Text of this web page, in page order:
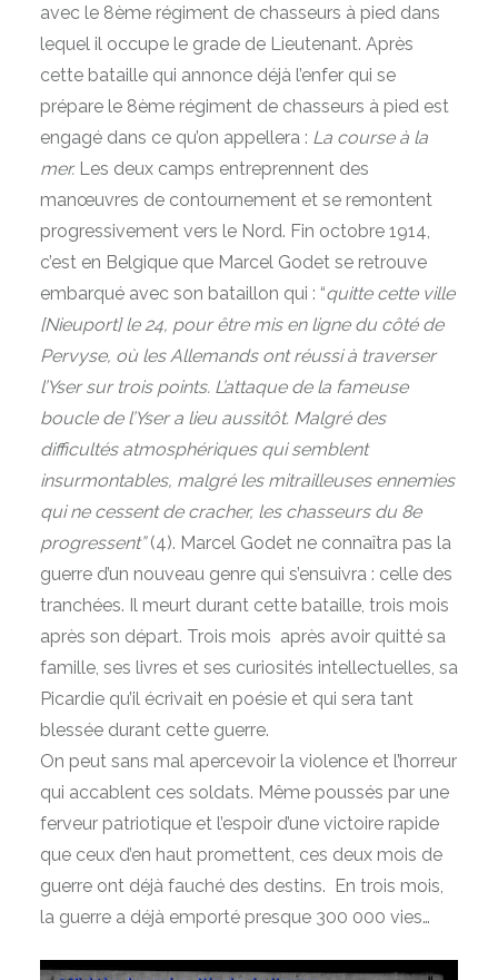
avec le 8ème régiment de chasseurs à pied dans
lequel il occupe le grade de Lieutenant. Après
cette bataille qui annonce déjà l’enfer qui se
prépare le 8ème régiment de chasseurs à pied est
engagé dans ce qu’on appellera : La course à la
mer. Les deux camps entreprennent des
manœuvres de contournement et se remontent
progressivement vers le Nord. Fin octobre 1914,
c’est en Belgique que Marcel Godet se retrouve
embarqué avec son bataillon qui : “quitte cette ville
[Nieuport] le 24, pour être mis en ligne du côté de
Pervyse, où les Allemands ont réussi à traverser
l’Yser sur trois points. L’attaque de la fameuse
boucle de l’Yser a lieu aussitôt. Malgré des
difficultés atmosphériques qui semblent
insurmontables, malgré les mitrailleuses ennemies
qui ne cessent de cracher, les chasseurs du 8e
progressent”(4). Marcel Godet ne connaîtra pas la
guerre d’un nouveau genre qui s’ensuivra : celle des
tranchées. Il meurt durant cette bataille, trois mois
après son départ. Trois mois après avoir quitté sa
famille, ses livres et ses curiosités intellectuelles, sa
Picardie qu’il écrivait en poésie et qui sera tant
blessée durant cette guerre.
On peut sans mal apercevoir la violence et l’horreur
qui accablent ces soldats. Même poussés par une
ferveur patriotique et l’espoir d’une victoire rapide
que ceux d’en haut promettent, ces deux mois de
guerre ont déjà fauché des destins. En trois mois,
la guerre a déjà emporté presque 300 000 vies…